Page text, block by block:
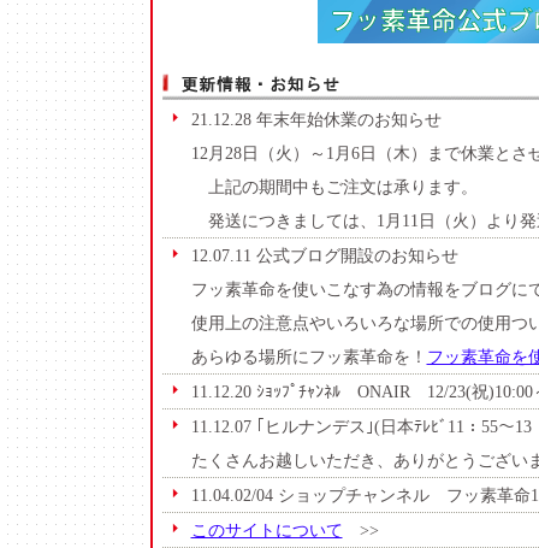
21.12.28 年末年始休業のお知らせ
12月28日（火）～1月6日（木）まで休業とさ
上記の期間中もご注文は承ります。
発送につきましては、1月11日（火）より
12.07.11 公式ブログ開設のお知らせ
フッ素革命を使いこなす為の情報をブログに
使用上の注意点やいろいろな場所での使用つ
あらゆる場所にフッ素革命を！ フッ素革命を
11.12.20 ｼｮｯﾌﾟﾁｬﾝﾈﾙ ONAIR 12/23(祝)10:00
11.12.07 ｢ヒルナンデス｣(日本ﾃﾚﾋﾞ11：55～
たくさんお越しいただき、ありがとうござい
11.04.02/04 ショップチャンネル フッ素革命
このサイトについて >>